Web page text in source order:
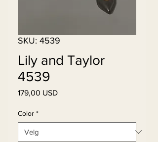
SKU: 4539
Lily and Taylor
4539
179,00 USDPris
Color *